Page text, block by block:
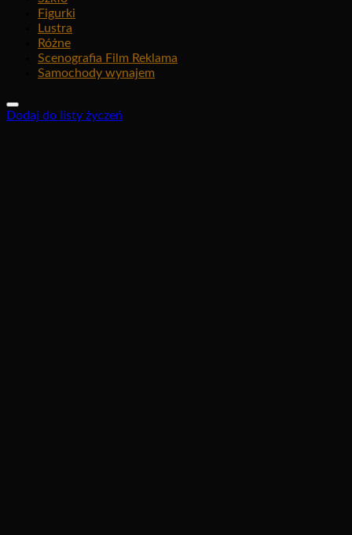
Figurki
Lustra
Różne
Scenografia Film Reklama
Samochody wynajem
Dodaj do listy życzeń